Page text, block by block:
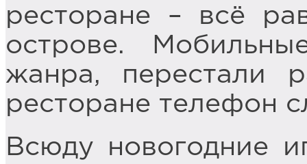
ресторане – всё
острове.
жанра, перестали
ресторане телефон
Всюду новогодние